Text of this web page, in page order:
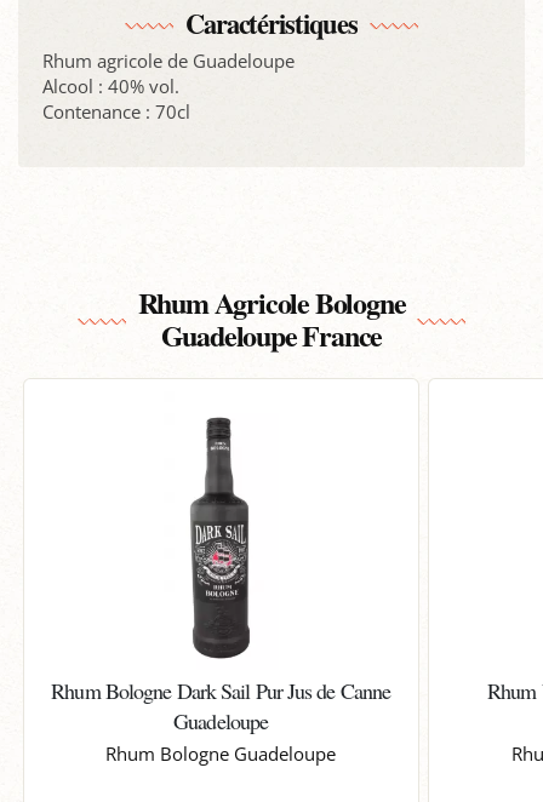
Caractéristiques
Rhum agricole de Guadeloupe
Alcool : 40% vol.
Contenance : 70cl
Rhum Agricole Bologne
Guadeloupe France
Rhum Bologne Dark Sail Pur Jus de Canne
Guadeloupe
Rhum Bologne Guadeloupe
Rhum